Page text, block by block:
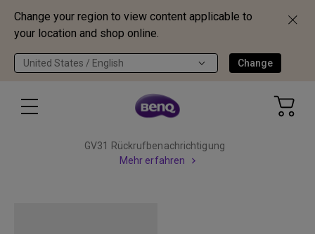
Change your region to view content applicable to
your location and shop online.
United States / English Change
GV31 Rückrufbenachrichtigung
Mehr erfahren